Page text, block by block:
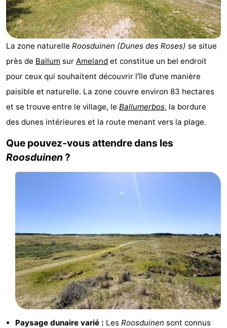
nuit
-
Ameland
State
Campings
Chambre
d'hôtes
Chaumières
Boomhiemke
-
Landal
Hôtels
faire
Lieux
d'intérêt
Musées
Monuments
-
La zone naturelle Roosduinen (Dunes des Roses) se situe
près de Ballum sur Ameland et constitue un bel endroit
pour ceux qui souhaitent découvrir l’île d’une manière
paisible et naturelle. La zone couvre environ 83 hectares
et se trouve entre le village, le Ballumerbos, la bordure
des dunes intérieures et la route menant vers la plage.
Que pouvez-vous attendre dans les
Roosduinen ?
Paysage dunaire varié : Les Roosduinen sont connus